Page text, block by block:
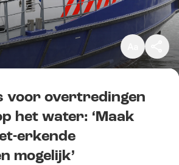
Standaard
Groot
Kopieer link
voor overtredingen
het water: ‘Maak
erkende
mogelijk’